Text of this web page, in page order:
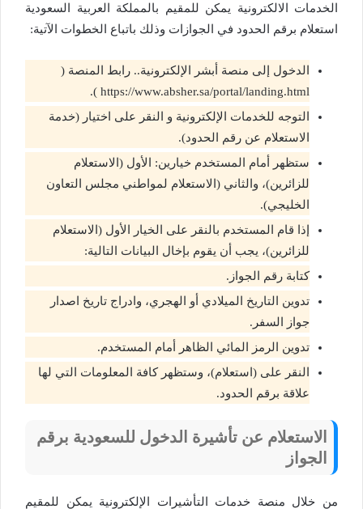
الخدمات الالكترونية يمكن للمقيم بالمملكة العربية السعودية
استعلام برقم الحدود في الجوازات وذلك باتباع الخطوات الآتية:
الدخول إلى منصة أبشر الإلكترونية.. رابط المنصة (
https://www.absher.sa/portal/landing.html ).
التوجه للخدمات الإلكترونية و النقر على اختيار (خدمة
الاستعلام عن رقم الحدود).
ستظهر أمام المستخدم خيارين: الأول (الاستعلام
للزائرين)، والثاني (الاستعلام لمواطني مجلس التعاون
الخليجي).
إذا قام المستخدم بالنقر على الخيار الأول (الاستعلام
للزائرين)، يجب أن يقوم بإخال البيانات التالية:
كتابة رقم الجواز.
تدوين التاريخ الميلادي أو الهجري، وادراج تاريخ اصدار
جواز السفر.
تدوين الرمز المائي الظاهر أمام المستخدم.
النقر على (استعلام)، وستظهر كافة المعلومات التي لها
علاقة برقم الحدود.
الاستعلام عن تأشيرة الدخول للسعودية برقم
الجواز
من خلال منصة خدمات التأشيرات الإلكترونية يمكن للمقيم